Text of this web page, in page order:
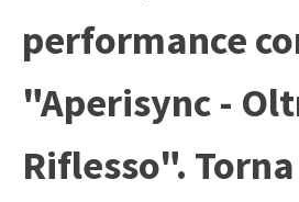
performance
"Aperisync -
Riflesso".